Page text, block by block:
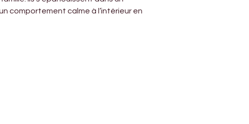
comportement calme à l’intérieur en